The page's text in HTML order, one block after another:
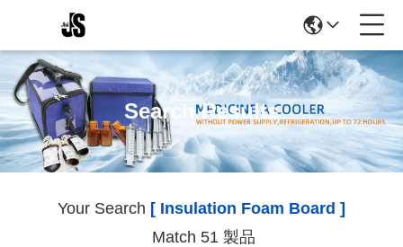
Search Results
Your Search [ Insulation Foam Board ]
Match 51 製品